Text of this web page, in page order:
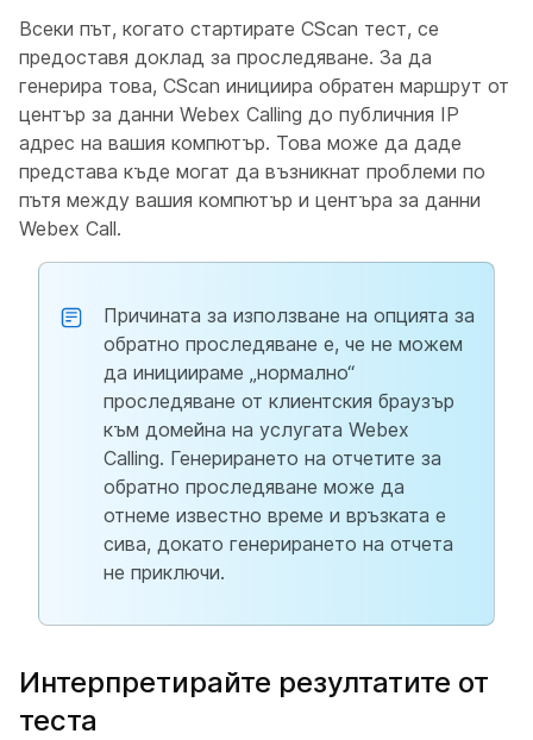
Всеки път, когато стартирате CScan тест, се
предоставя доклад за проследяване. За да
генерира това, CScan инициира обратен маршрут от
център за данни Webex Calling до публичния IP
адрес на вашия компютър. Това може да даде
представа къде могат да възникнат проблеми по
пътя между вашия компютър и центъра за данни
Webex Call.
Причината за използване на опцията за
обратно проследяване е, че не можем
да инициираме „нормално“
проследяване от клиентския браузър
към домейна на услугата Webex
Calling. Генерирането на отчетите за
обратно проследяване може да
отнеме известно време и връзката е
сива, докато генерирането на отчета
не приключи.
Интерпретирайте резултатите от
теста